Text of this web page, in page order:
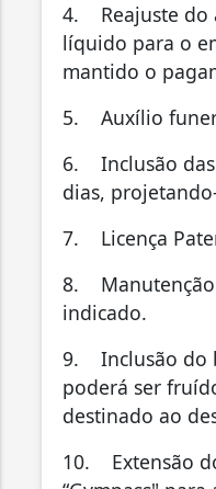
4. Reajuste do
líquido para o
mantido o
5. Auxílio
6. Inclusão das
dias,
7. Licença
8. Manutenção
indicado.
9. Inclusão do
poderá ser
destinado ao
10. Extensão